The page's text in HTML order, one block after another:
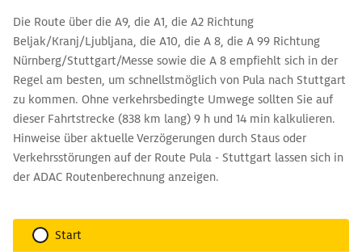
Die Route über die A9, die A1, die A2 Richtung
Beljak/Kranj/Ljubljana, die A10, die A 8, die A 99 Richtung
Nürnberg/Stuttgart/Messe sowie die A 8 empfiehlt sich in der
Regel am besten, um schnellstmöglich von Pula nach Stuttgart
zu kommen. Ohne verkehrsbedingte Umwege sollten Sie auf
dieser Fahrtstrecke (838 km lang) 9 h und 14 min kalkulieren.
Hinweise über aktuelle Verzögerungen durch Staus oder
Verkehrsstörungen auf der Route Pula - Stuttgart lassen sich in
der ADAC Routenberechnung anzeigen.
Start